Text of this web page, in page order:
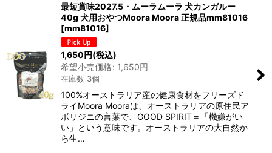
最短賞味2027.5・ムーラムーラ 犬カンガルー
40g 犬用おやつMoora Moora 正規品mm81016
[mm81016]
1,650円(税込)
希望小売価格: 1,650円
在庫数 3個
100%オーストラリア産の健康食材をフリーズド
ライMoora Mooraは、オーストラリアの原住民ア
ボリジニの言葉で、GOOD SPIRIT＝「機嫌がい
い」という意味です。オーストラリアの大自然か
ら生…